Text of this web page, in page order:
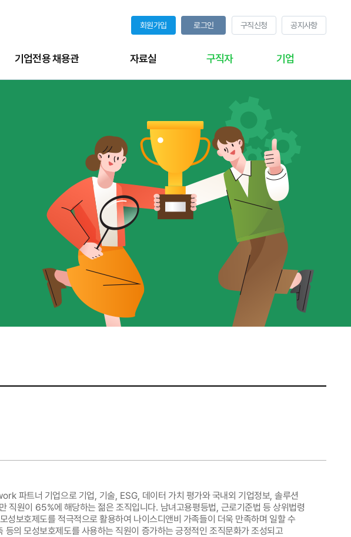
회원가입 로그인 구직신청 공지사항
기업전용 채용관 자료실 구직자 기업
파트너 기업으로 기업, 기술, ESG, 데이터 가치 평가와 국내외 기업정보,솔루션
직원이 65%에 해당하는 젊은 조직입니다. 남녀고용평등법, 근로기준법 등 상위법령
보호제도를 적극적으로 활용하여 나이스디앤비 가족들이 더욱 만족하며 일할 수
의 모성보호제도를 사용하는 직원이 증가하는 긍정적인 조직문화가 조성되고